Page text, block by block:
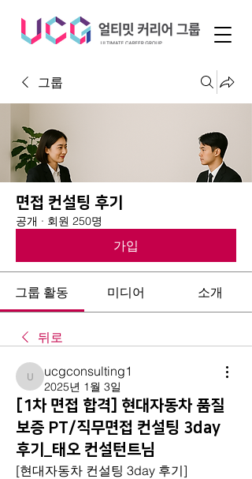
그룹
면접 컨설팅 후기
공개 · 회원 250명
가입
그룹 활동 미디어 소개
뒤로
ucgconsulting1
ucgconsulting1
2025년 1월 3일
[1차 면접 합격] 현대자동차 품질
보증 PT/직무면접 컨설팅 3day
후기_태오 컨설턴트님
[현대자동차 컨설팅 3day 후기]